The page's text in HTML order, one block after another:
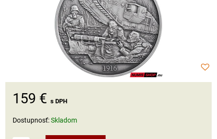
159 € s DPH
Dostupnosť:Skladom